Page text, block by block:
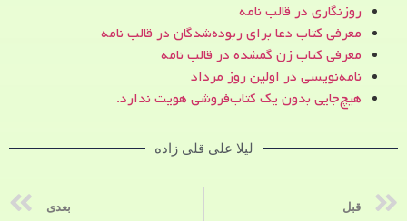
روزنگاری در قالب نامه
معرفی کتاب دعا برای ربوده‌شدگان در قالب نامه
معرفی کتاب زن‌ گمشده در قالب نامه
نامه‌نویسی در اولین روز مرداد
هیچ‌جایی بدون یک کتاب‌فروشی هویت ندارد.
لیلا علی قلی زاده
قبل بعدی